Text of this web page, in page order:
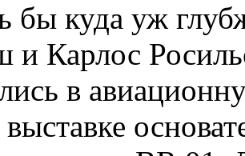
бы куда уж
и Карлос
в